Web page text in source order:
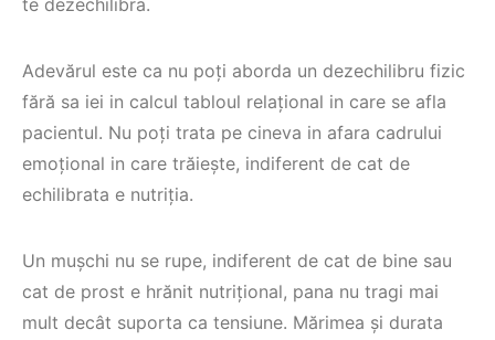
Adevărul este ca nu poți aborda un dezechilibru fizic
fără sa iei in calcul tabloul relațional in care se afla
pacientul. Nu poți trata pe cineva in afara cadrului
emoțional in care trăiește, indiferent de cat de
echilibrata e nutriția.
Un mușchi nu se rupe, indiferent de cat de bine sau
cat de prost e hrănit nutrițional, pana nu tragi mai
mult decât suporta ca tensiune. Mărimea și durata